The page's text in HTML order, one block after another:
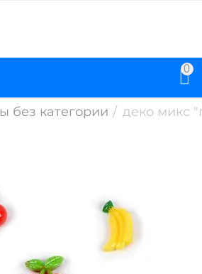
0
без категории / деко микс